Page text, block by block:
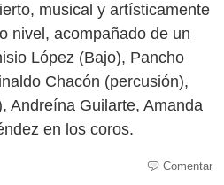
musical y artísticamente
nivel, acompañado de un
López (Bajo), Pancho
Chacón (percusión),
Andreína Guilarte, Amanda
en los coros.
Comentar